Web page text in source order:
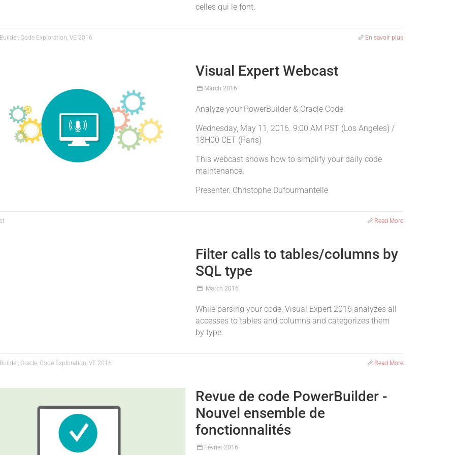
celles qui le font.
Code Exploration, VE 2016 En savoir plus
Visual Expert Webcast
March 2016
Analyze your PowerBuilder & Oracle Code
Wednesday, May 11, 2016. 9:00 AM PST (Los Angeles) /
18H00 CET (Paris)
This webcast shows how to simplify your daily code
maintenance.
Presenter: Christophe Dufourmantelle
Read More
Filter calls to tables/columns by
SQL type
March 2016
While parsing your code, Visual Expert 2016 analyzes all
accesses to tables and columns and categorizes them
by type.
Oracle, Code Exploration, VE 2016 Read More
Revue de code PowerBuilder -
Nouvel ensemble de
fonctionnalités
Février 2016